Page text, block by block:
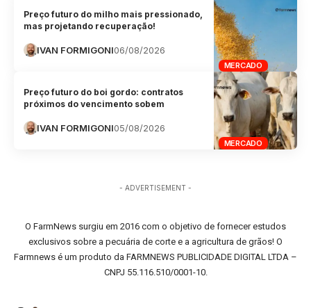
MERCADO
Preço futuro do milho mais pressionado,
mas projetando recuperação!
IVAN FORMIGONI06/08/2026
MERCADO
Preço futuro do boi gordo: contratos
próximos do vencimento sobem
IVAN FORMIGONI05/08/2026
- ADVERTISEMENT -
O FarmNews surgiu em 2016 com o objetivo de fornecer estudos
exclusivos sobre a pecuária de corte e a agricultura de grãos! O
Farmnews é um produto da FARMNEWS PUBLICIDADE DIGITAL LTDA –
CNPJ 55.116.510/0001-10.